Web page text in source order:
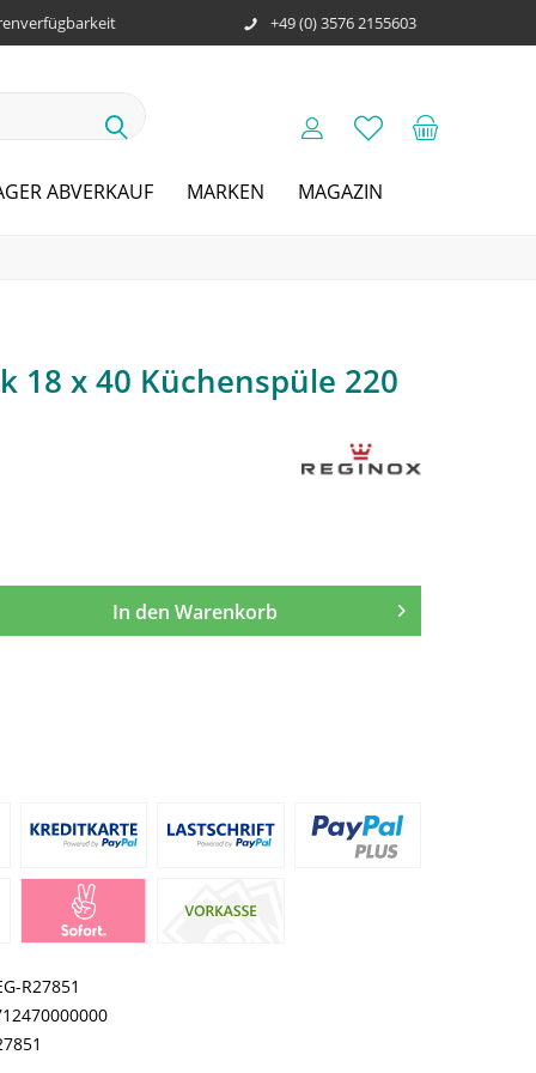
+49 (0) 3576 2155603
ABVERKAUF MARKEN MAGAZIN
18 x 40 Küchenspüle 220
In den Warenkorb
R27851